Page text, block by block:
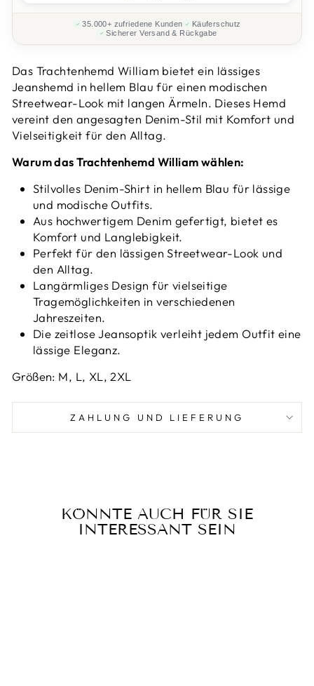
35.000+ zufriedene Kunden
Käuferschutz
Sicherer Versand & Rückgabe
Das Trachtenhemd William bietet ein lässiges
Jeanshemd in hellem Blau für einen modischen
Streetwear-Look mit langen Ärmeln. Dieses Hemd
vereint den angesagten Denim-Stil mit Komfort und
Vielseitigkeit für den Alltag.
Warum das Trachtenhemd William wählen:
Stilvolles Denim-Shirt in hellem Blau für lässige
und modische Outfits.
Aus hochwertigem Denim gefertigt, bietet es
Komfort und Langlebigkeit.
Perfekt für den lässigen Streetwear-Look und
den Alltag.
Langärmliges Design für vielseitige
Tragemöglichkeiten in verschiedenen
Jahreszeiten.
Die zeitlose Jeansoptik verleiht jedem Outfit eine
lässige Eleganz.
Größen: M, L, XL, 2XL
ZAHLUNG UND LIEFERUNG
KÖNNTE AUCH FÜR SIE
INTERESSANT SEIN